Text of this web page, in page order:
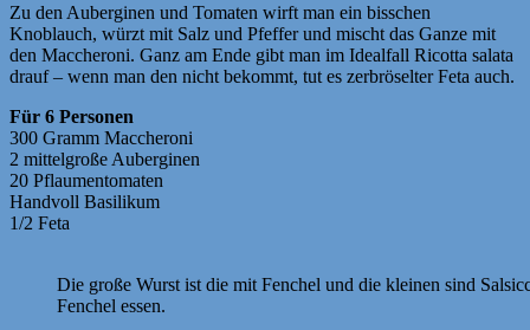
Zu den Auberginen und Tomaten wirft man ein bisschen
Knoblauch, würzt mit Salz und Pfeffer und mischt das Ganze mit
den Maccheroni. Ganz am Ende gibt man im Idealfall Ricotta salata
drauf – wenn man den nicht bekommt, tut es zerbröselter Feta auch.
Für 6 Personen
300 Gramm Maccheroni
2 mittelgroße Auberginen
20 Pflaumentomaten
Handvoll Basilikum
1/2 Feta
Die große Wurst ist die mit Fenchel und die kleinen sind
Fenchel essen.